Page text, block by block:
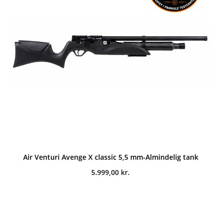
Air Venturi Avenge X classic 5,5 mm-Almindelig tank
5.999,00 kr.